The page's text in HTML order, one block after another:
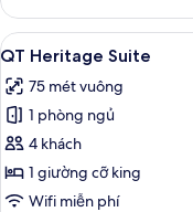
Balcony
Suite
Xem
tất
cả
ảnh
QT
Heritage
Suite
8
QT Heritage Suite
75 mét vuông
1 phòng ngủ
4 khách
1 giường cỡ king
Wifi miễn phí